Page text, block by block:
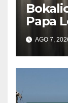
Papa
AGO 7,